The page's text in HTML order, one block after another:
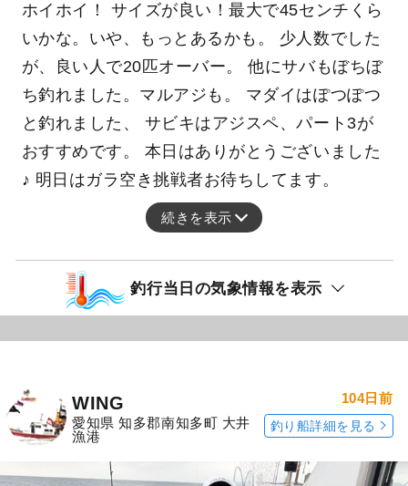
ホイホイ！ サイズが良い！最大で45センチくら
いかな。いや、もっとあるかも。 少人数でした
が、良い人で20匹オーバー。 他にサバもぼちぼ
ち釣れました。マルアジも。 マダイはぽつぽつ
と釣れました、 サビキはアジスペ、パート3が
おすすめです。 本日はありがとうございました
♪ 明日はガラ空き挑戦者お待ちしてます。
続きを表示
釣行当日の気象情報を表示
WING
愛知県 知多郡南知多町 大井
漁港
104日前
釣り船詳細を見る